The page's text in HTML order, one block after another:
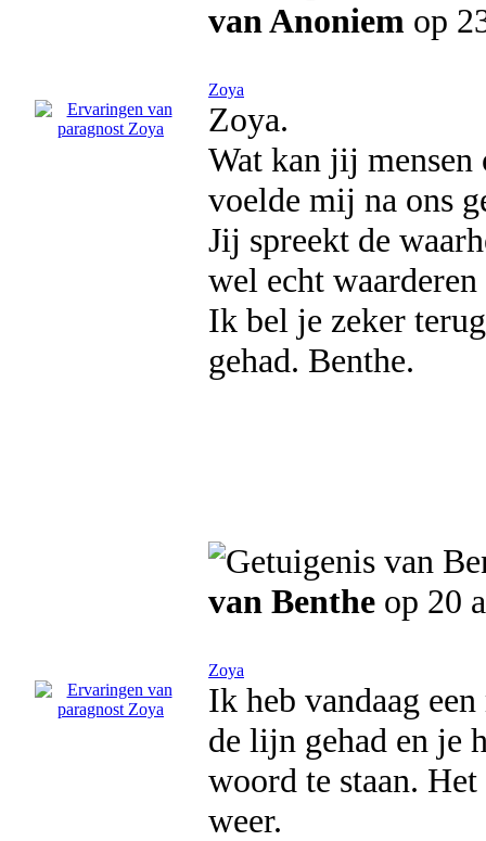
van Anoniem op
Zoya
Zoya.
Wat kan jij mensen
voelde mij na ons
Jij spreekt de
wel echt waarderen
Ik bel je zeker
gehad. Benthe.
van Benthe op 20
Zoya
Ik heb vandaag
de lijn gehad en je
woord te staan.
weer.